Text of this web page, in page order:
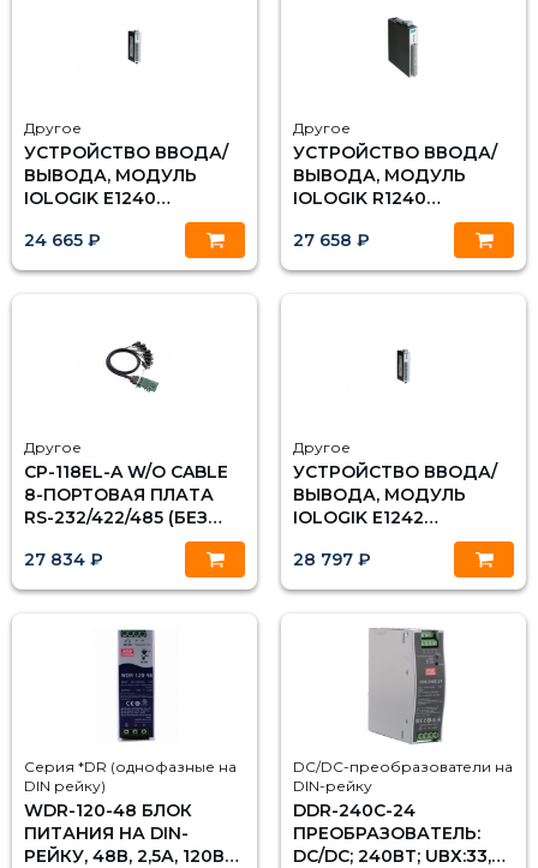
Другое
УСТРОЙСТВО ВВОДА/
ВЫВОДА, МОДУЛЬ
IOLOGIK E1240
ETHERNET 8 AI, MOXA
24 665 ₽
Другое
УСТРОЙСТВО ВВОДА/
ВЫВОДА, МОДУЛЬ
IOLOGIK R1240
ETHERNET 8 AI MOXA
27 658 ₽
Другое
CP-118EL-A W/O CABLE
8-ПОРТОВАЯ ПЛАТА
RS-232/422/485 (БЕЗ
27 834 ₽
Другое
УСТРОЙСТВО ВВОДА/
ВЫВОДА, МОДУЛЬ
IOLOGIK E1242
ETHERNET 4 DI, 4 AI, 4
DIO, MOXA
28 797 ₽
Серия *DR (однофазные на
DIN рейку)
WDR-120-48 БЛОК
ПИТАНИЯ НА DIN-
РЕЙКУ, 48В, 2,5А, 120ВТ
DC/DC-преобразователи на
DIN-рейку
DDR-240C-24
ПРЕОБРАЗОВАТЕЛЬ:
DC/DC; 240ВТ; UВХ:33,6-